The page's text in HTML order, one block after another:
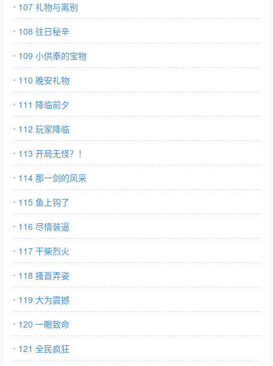
107 礼物与离别
108 往日秘辛
109 小供奉的宝物
110 晚安礼物
111 降临前夕
112 玩家降临
113 开局无怪？！
114 那一剑的风采
115 鱼上钩了
116 尽情装逼
117 干柴烈火
118 搔首弄姿
119 大为震撼
120 一眼致命
121 全民疯狂